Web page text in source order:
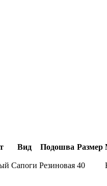
Вид Подошва Размер
Сапоги Резиновая 40